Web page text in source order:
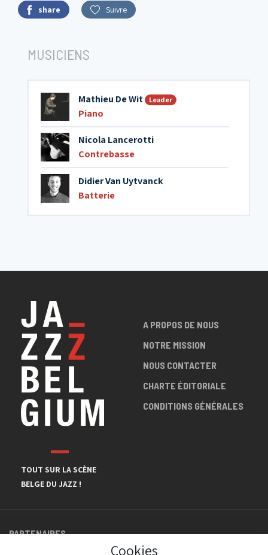
share Suivre
MUSICIENS
Mathieu De Wit Leader
Piano
Nicola Lancerotti
Contrebasse
Didier Van Uytvanck
Batterie
TOUT SUR LA SCÈNE
BELGE DU JAZZ !
A PROPOS DE NOUS
NOTRE MISSION
NOUS CONTACTER
CHARTE ÉDITORIALE
CONDITIONS GÉNÉRALES
PARTENAIRES
Cookies